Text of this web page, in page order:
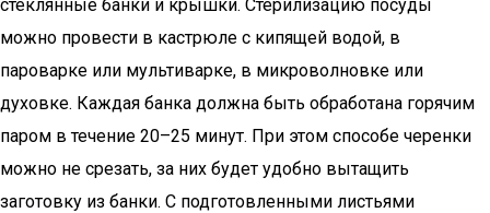
стеклянные банки и крышки. Стерилизацию посуды
можно провести в кастрюле с кипящей водой, в
пароварке или мультиварке, в микроволновке или
духовке. Каждая банка должна быть обработана горячим
паром в течение 20–25 минут. При этом способе черенки
можно не срезать, за них будет удобно вытащить
заготовку из банки. С подготовленными листьями